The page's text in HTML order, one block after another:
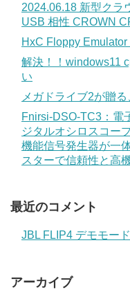
2024.06.18 新型クラ
USB 相性 CROWN
HxC Floppy
解決！！windows11
い
メガドライブ2が贈
Fnirsi-DSO-TC3：電
ジタルオシロスコー
機能信号発生器が一
スターで信頼性と高
最近のコメント
JBL FLIP4 デモモー
アーカイブ